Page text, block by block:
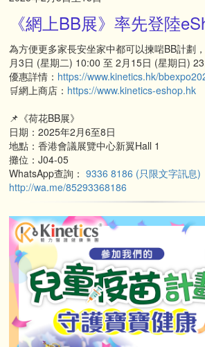
《網上BB展》率先登陸
為方便更多家長安坐家中都可以揀啱BB計劃
月3日 (星期二) 10:00 至 2月15日 (星期日)
優惠詳情： https://www.kinetics.hk/
🛒網上商店： https://www.kinetics-eshop.hk
📌《荷花BB展》
日期：2025年2月6至8日
地點：香港會議展覽中心新翼Hall 1
攤位：J04-05
WhatsApp查詢： 9336 8186 (只限文字訊息)
http://wa.me/85293368186